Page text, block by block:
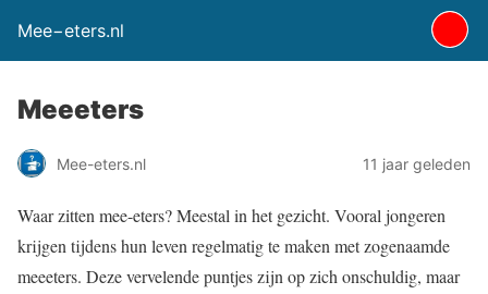
Mee−eters.nl
Meeeters
Mee-eters.nl 11 jaar geleden
Waar zitten mee-eters? Meestal in het gezicht. Vooral jongeren
krijgen tijdens hun leven regelmatig te maken met zogenaamde
meeeters. Deze vervelende puntjes zijn op zich onschuldig, maar